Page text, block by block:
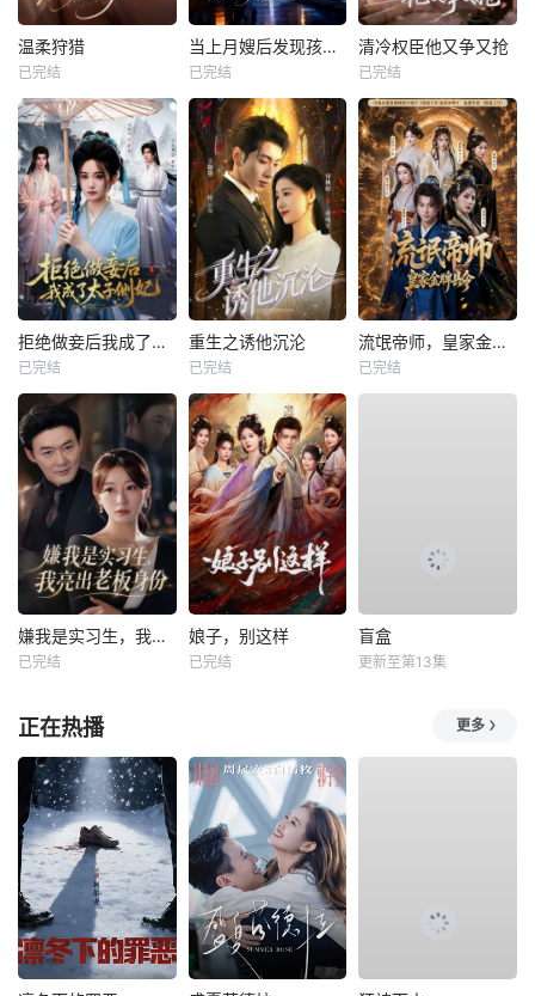
温柔狩猎
已完结
当上月嫂后发现孩子是我的
已完结
清冷权臣他又争又抢
已完结
拒绝做妾后我成了太子侧妃
已完结
重生之诱他沉沦
已完结
流氓帝师，皇家金牌县令
已完结
嫌我是实习生，我亮出老板身份
已完结
娘子，别这样
已完结
盲盒
更新至第13集
正在热播 更多